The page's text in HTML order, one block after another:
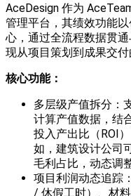
AceDesign 作为
管理平台，其绩效功能
心，通过全流程数据贯
现从项目策划到成果交付
核心功能：
多层级产值拆分：
计算产值数据，结
投入产出比（ROI
如，建筑设计公司
毛利占比，动态调
项目利润动态追踪
/ 休假工时）、材